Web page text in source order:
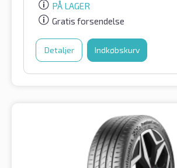
PÅ LAGER
Gratis forsendelse
Detaljer Indkøbskurv